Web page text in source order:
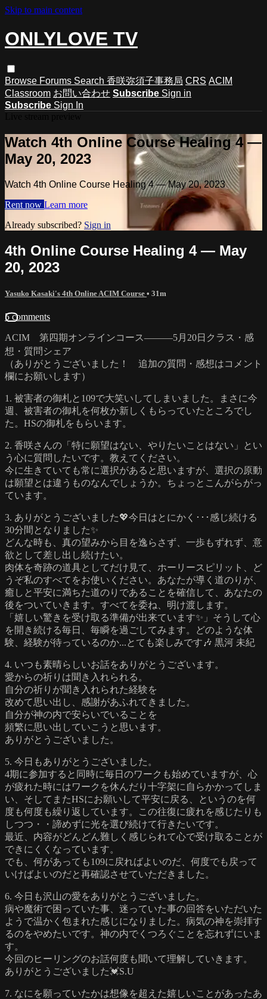
Skip to main content
ONLYLOVE TV
Browse Forums Search 香咲弥須子事務局 CRS ACIM
Classroom お問い合わせ Subscribe Sign in
Subscribe Sign In
Watch 4th Online Course Healing 4 —
May 20, 2023
Watch 4th Online Course Healing 4 — May 20, 2023
Rent now Learn more
Already subscribed? Sign in
4th Online Course Healing 4 — May
20, 2023
Yasuko Kasaki's 4th Online ACIM Course • 31m
5 comments
ACIM 第四期オンラインコース―――5月20日クラス・感
想・質問シェア
（ありがとうございました！ 追加の質問・感想はコメント
欄にお願いします）
1. 被害者の御札と109で大笑いしてしまいました。まさに今
週、被害者の御札を何枚か新しくもらっていたところでし
た。HSの御札をもらいます。
2. 香咲さんの「特に願望はない、やりたいことはない」とい
う心に質問したいです。教えてください。
今に生きていても常に選択があると思いますが、選択の原動
は願望とは違うものなんでしょうか。ちょっとこんがらがっ
ています。
3. ありがとうございました💖今日はとにかく･･･感じ続ける
30分間となりました✨
どんな時も、真の望みから目を逸らさず、一歩もずれず、意
欲として差し出し続けたい。
肉体を奇跡の道具としてだけ見て、ホーリースピリット、ど
うぞ私のすべてをお使いください。あなたが導く道のりが、
癒しと平安に満ちた道のりであることを確信して、あなたの
後をついていきます。すべてを委ね、明け渡します。
「嬉しい驚きを受け取る準備が出来ています✨」そうして心
を開き続ける毎日、毎瞬を過ごしてみます。どのような体
験、経験が待っているのか...とても楽しみです🎶 黒河 未紀
4. いつも素晴らしいお話をありがとうございます。
愛からの祈りは聞き入れられる。
自分の祈りが聞き入れられた経験を
改めて思い出し、感謝があふれてきました。
自分が神の内で安らいでいることを
頻繁に思い出していこうと思います。
ありがとうございました。
5. 今日もありがとうございました。
4期に参加すると同時に毎日のワークも始めていますが、心
が疲れた時にはワークを休んだり十字架に自らかかってしま
い、そしてまたHSにお願いして平安に戻る、というのを何
度も何度も繰り返しています。この往復に疲れを感じたりも
しつつ・・諦めずに光を選び続けて行きたいです。
最近、内容がどんどん難しく感じられて心で受け取ることが
できにくくなっています。
でも、何があっても109に戻ればよいのだ、何度でも戻って
いけばよいのだと再確認させていただきました。
6. 今日も沢山の愛をありがとうございました。
病や魔術で困っていた事、迷っていた事の回答をいただいた
ようで温かく包まれた感じになりました。病気の神を崇拝す
るのをやめたいです。神の内でくつろぐことを忘れずにいま
す。
今回のヒーリングのお話何度も聞いて理解していきます。
ありがとうございました💓S.U
7. なにを願っていたかは想像を超えた嬉しいことがあったあ